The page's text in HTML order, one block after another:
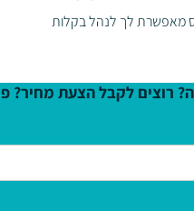
מאפשרת לך לנהל בקלות
רוצים לקבל הצעת מחיר? פנו